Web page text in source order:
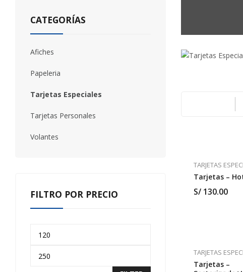
TARJETAS
Tarjetas –
S/130.00
TARJETAS
Tarjetas –
CATEGORÍAS
Afiches
Papeleria
Tarjetas Especiales
Tarjetas Personales
Volantes
FILTRO POR PRECIO